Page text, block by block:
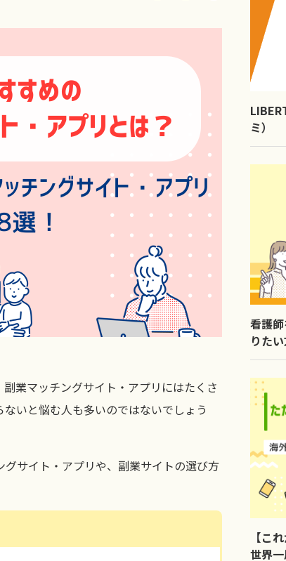
業マッチングサイト・アプリにはたくさ
いと悩む人も多いのではないでしょう
サイト・アプリや、副業サイトの選び方
ミ）
看護
りた
【こ
世界